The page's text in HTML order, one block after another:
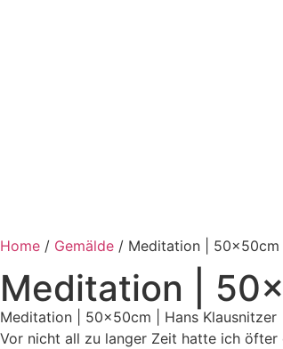
Home / Gemälde / Meditation | 50x50cm
Meditation |
Meditation | 50x50cm | Hans
Vor nicht all zu langer Zeit hatte ich öfter